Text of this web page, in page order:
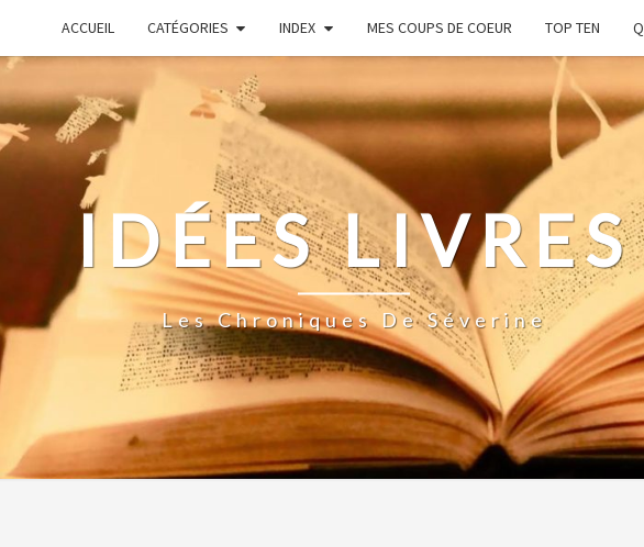
ACCUEIL CATÉGORIES INDEX MES COUPS DE COEUR TOP TEN
IDÉES LIVRES
Les Chroniques De Séverine